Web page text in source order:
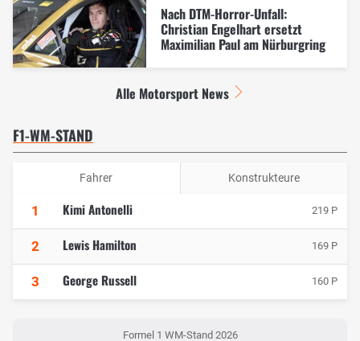
Nach DTM-Horror-Unfall:
Christian Engelhart ersetzt
Maximilian Paul am Nürburgring
Alle Motorsport News
F1-WM-STAND
Fahrer Konstrukteure
1 Kimi Antonelli 219 P
2 Lewis Hamilton 169 P
3 George Russell 160 P
Formel 1 WM-Stand 2026